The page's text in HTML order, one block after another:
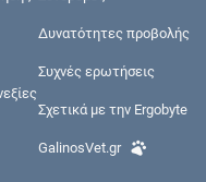
Δυνατότητες προβολής
Συχνές ερωτήσεις
Σχετικά με την Ergobyte
GalinosVet.gr